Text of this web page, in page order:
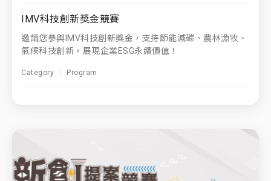
IMV科技創新獎金競賽
邀請您參與IMV科技創新獎金，支持節能減碳、農林漁牧、
氣候科技創新，展現企業ESG永續價值！
Category Program